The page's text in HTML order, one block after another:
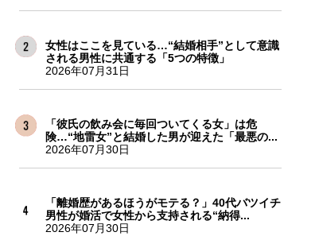
女性はここを見ている…“結婚相手”として意識
される男性に共通する「5つの特徴」
2026年07月31日
「彼氏の飲み会に毎回ついてくる女」は危
険…“地雷女”と結婚した男が迎えた「最悪の...
2026年07月30日
「離婚歴があるほうがモテる？」40代バツイチ
男性が婚活で女性から支持される“納得...
2026年07月30日